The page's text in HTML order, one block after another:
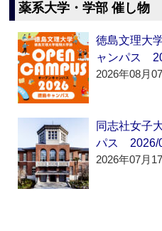
薬系大学・学部 催し物
徳島文理大
ャンパス
2026年08月
同志社女子
パス 2026/
2026年07月